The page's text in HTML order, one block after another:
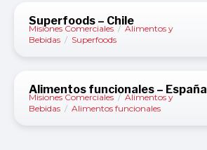
Superfoods – Chile
Misiones Comerciales / Alimentos y
Bebidas / Superfoods
Alimentos funcionales – España
Misiones Comerciales / Alimentos y
Bebidas / Alimentos funcionales